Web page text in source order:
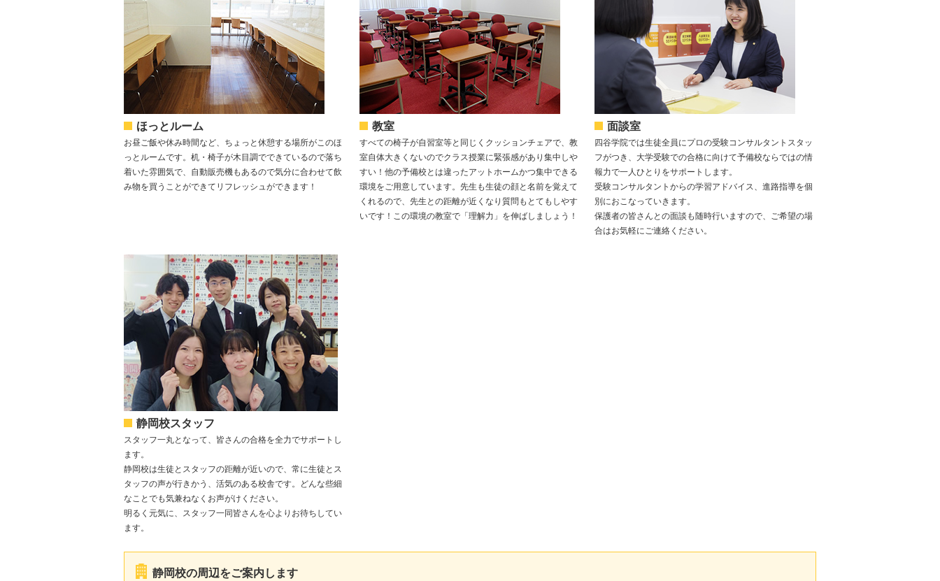
ほっとルーム
お昼ご飯や休み時間など、ちょっと休憩する場所がこのほ
っとルームです。机・椅子が木目調でできているので落ち
着いた雰囲気で、自動販売機もあるので気分に合わせて飲
み物を買うことができてリフレッシュができます！
教室
すべての椅子が自習室等と同じくクッションチェアで、教
室自体大きくないのでクラス授業に緊張感があり集中しや
すい！他の予備校とは違ったアットホームかつ集中できる
環境をご用意しています。先生も生徒の顔と名前を覚えて
くれるので、先生との距離が近くなり質問もとてもしやす
いです！この環境の教室で「理解力」を伸ばしましょう！
面談室
四谷学院では生徒全員にプロの受験コンサルタントスタッ
フがつき、大学受験での合格に向けて予備校ならではの情
報力で一人ひとりをサポートします。
受験コンサルタントからの学習アドバイス、進路指導を個
別におこなっていきます。
保護者の皆さんとの面談も随時行いますので、ご希望の場
合はお気軽にご連絡ください。
静岡校スタッフ
スタッフ一丸となって、皆さんの合格を全力でサポートし
ます。
静岡校は生徒とスタッフの距離が近いので、常に生徒とス
タッフの声が行きかう、活気のある校舎です。どんな些細
なことでも気兼ねなくお声がけください。
明るく元気に、スタッフ一同皆さんを心よりお待ちしてい
ます。
静岡校の周辺をご案内します